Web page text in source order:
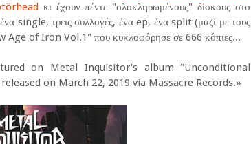
κι έχουν πέντε "ολοκληρωμένους" δίσκους στο
single, τρεις συλλογές, ένα ep, ένα split (μαζί με τους
Age of Iron Vol.1" που κυκλοφόρησε σε 666 κόπιες...
on Metal Inquisitor's album "Unconditional
on March 22, 2019 via Massacre Records.»